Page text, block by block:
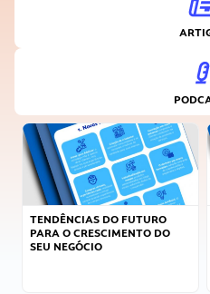
TENDÊNCIAS DO FUTURO
PARA O CRESCIMENTO DO
SEU NEGÓCIO